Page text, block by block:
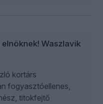
Waszlavik
kortárs
fogyasztóellenes,
titokfejtő